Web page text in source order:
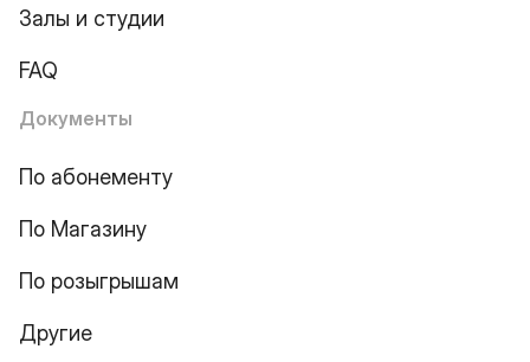
Залы и студии
FAQ
Документы
По абонементу
По Магазину
По розыгрышам
Другие